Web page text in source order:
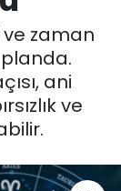
zaman
planda.
ani
ve